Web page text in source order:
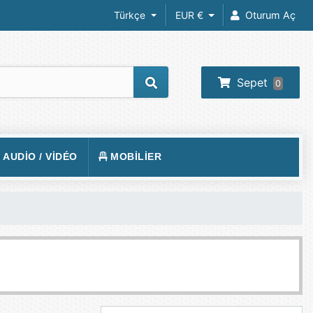
Türkçe EUR € Oturum Aç
Sepet 0
AUDIO / VIDÉO MOBILIER